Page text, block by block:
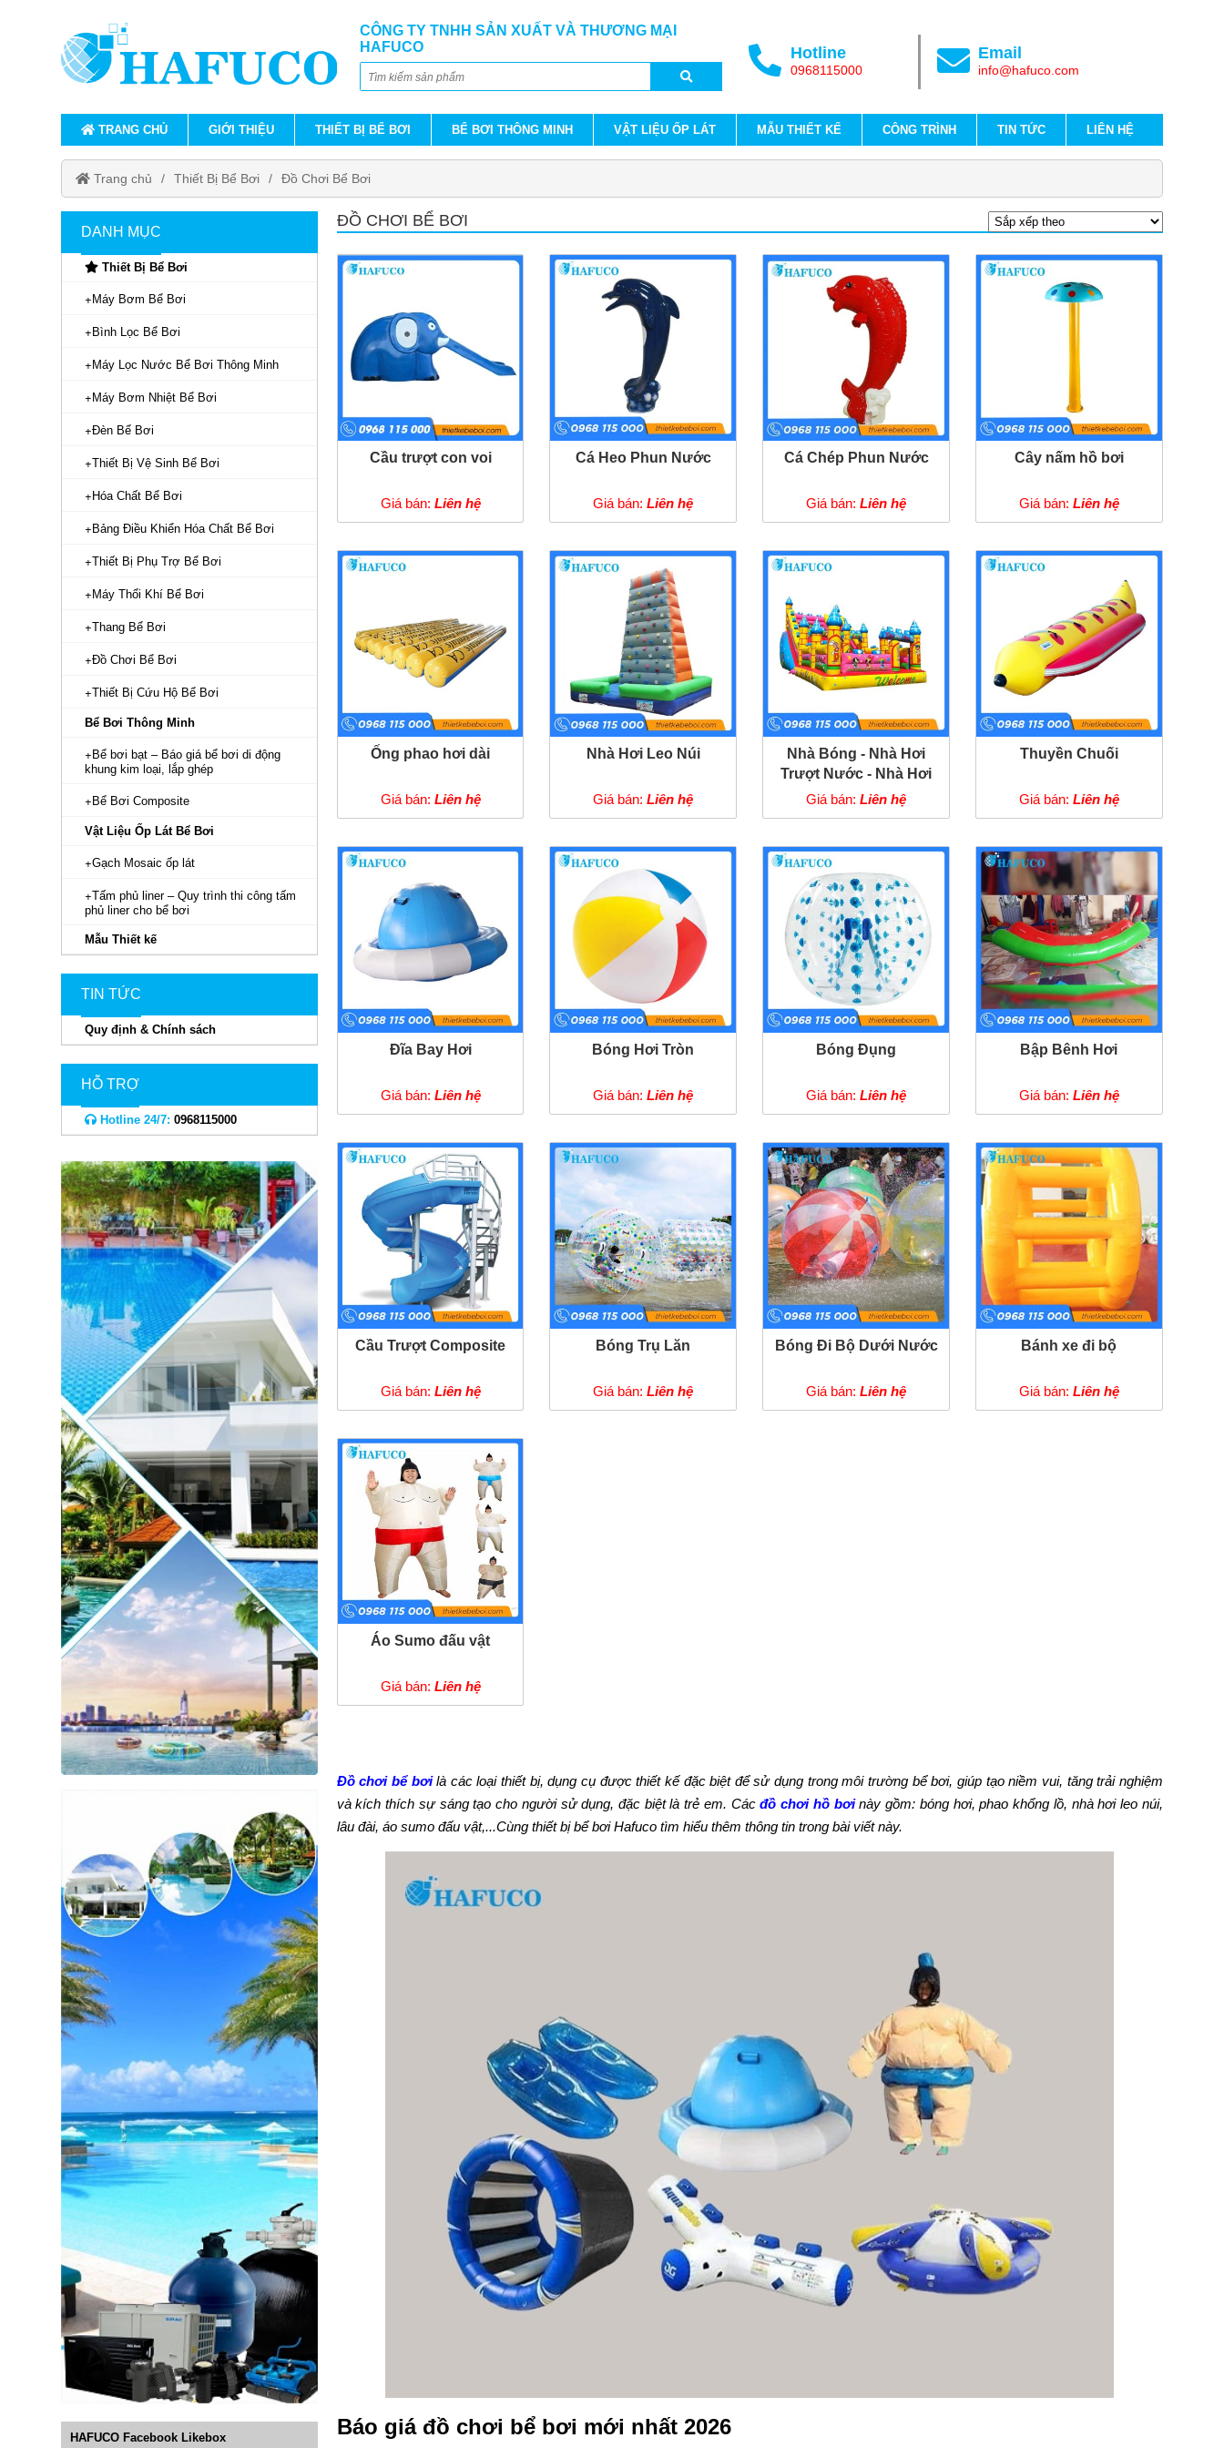
CÔNG TY TNHH SẢN XUẤT VÀ THƯƠNG MẠI
HAFUCO
Hotline
0968115000
Email
info@hafuco.com
TRANG CHỦ GIỚI THIỆU THIẾT BỊ BỂ BƠI BỂ BƠI THÔNG MINH VẬT LIỆU ỐP LÁT MẪU THIẾT KẾ CÔNG TRÌNH TIN TỨC LIÊN HỆ
Trang chủ Thiết Bị Bể Bơi Đồ Chơi Bể Bơi
ĐỒ CHƠI BỂ BƠI
Đồ chơi bể bơi là các loại thiết bị, dụng cụ được thiết kế đặc biệt để sử dụng trong môi trường bể bơi, giúp tạo niềm vui, tăng trải nghiệm
và kích thích sự sáng tạo cho người sử dụng, đặc biệt là trẻ em. Cácđồ chơi hồ bơinày gồm: bóng hơi, phao khổng lồ, nhà hơi leo núi,
lâu đài, áo sumo đấu vật,...Cùng thiết bị bể bơi Hafuco tìm hiểu thêm thông tin trong bài viết này.
Báo giá đồ chơi bể bơi mới nhất 2026
Cầu trượt con voi
Giá bán: Liên hệ
Cá Heo Phun Nước
Giá bán:Liên hệ
Cá Chép Phun Nước
Giá bán:Liên hệ
Cây nấm hồ bơi
Giá bán: Liên hệ
Ống phao hơi dài
Giá bán: Liên hệ
Nhà Hơi Leo Núi
Giá bán:Liên hệ
Nhà Bóng - Nhà Hơi
Trượt Nước - Nhà Hơi
Lâu Đài
Giá bán:Liên hệ
Thuyền Chuối
Giá bán: Liên hệ
Đĩa Bay Hơi
Giá bán: Liên hệ
Bóng Hơi Tròn
Giá bán:Liên hệ
Bóng Đụng
Giá bán:Liên hệ
Bập Bênh Hơi
Giá bán: Liên hệ
Cầu Trượt Composite
Giá bán: Liên hệ
Bóng Trụ Lăn
Giá bán:Liên hệ
Bóng Đi Bộ Dưới Nước
Giá bán:Liên hệ
Bánh xe đi bộ
Giá bán: Liên hệ
Áo Sumo đấu vật
Giá bán: Liên hệ
DANH MỤC
Thiết Bị Bể Bơi
Máy Bơm Bể Bơi
Bình Lọc Bể Bơi
Máy Lọc Nước Bể Bơi Thông Minh
Máy Bơm Nhiệt Bể Bơi
Đèn Bể Bơi
Thiết Bị Vệ Sinh Bể Bơi
Hóa Chất Bể Bơi
Bảng Điều Khiển Hóa Chất Bể Bơi
Thiết Bị Phụ Trợ Bể Bơi
Máy Thổi Khí Bể Bơi
Thang Bể Bơi
Đồ Chơi Bể Bơi
Thiết Bị Cứu Hộ Bể Bơi
Bể Bơi Thông Minh
Bể bơi bạt – Báo giá bể bơi di động
khung kim loại, lắp ghép
Bể Bơi Composite
Vật Liệu Ốp Lát Bể Bơi
Gạch Mosaic ốp lát
Tấm phủ liner – Quy trình thi công tấm
phủ liner cho bể bơi
Mẫu Thiết kế
TIN TỨC
Quy định & Chính sách
HỖ TRỢ
Hotline 24/7: 0968115000
HAFUCO Facebook Likebox